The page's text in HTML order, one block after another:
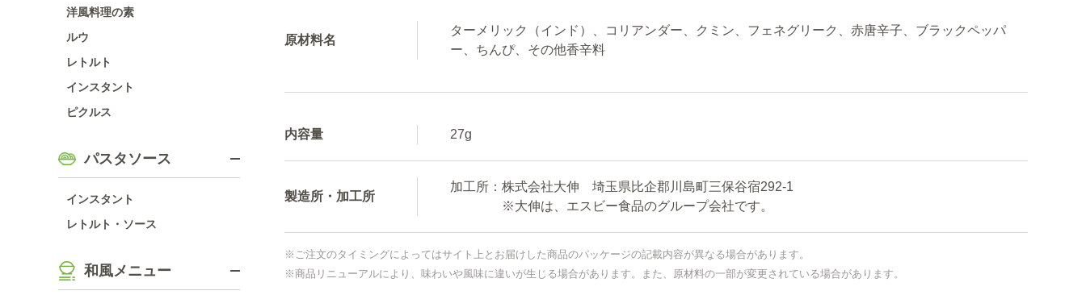
洋風料理の素
ルウ
レトルト
インスタント
ピクルス
パスタソース
インスタント
レトルト・ソース
和風メニュー
原材料名
ターメリック（インド）、コリアンダー、クミン、フェネグリーク、赤唐辛子、ブラックペッパ
ー、ちんぴ、その他香辛料
内容量 27g
製造所・加工所
加工所：株式会社大伸 埼玉県比企郡川島町三保谷宿292-1
※大伸は、エスビー食品のグループ会社です。
※ご注文のタイミングによってはサイト上とお届けした商品のパッケージの記載内容が異なる場合があります。
※商品リニューアルにより、味わいや風味に違いが生じる場合があります。また、原材料の一部が変更されている場合があります。